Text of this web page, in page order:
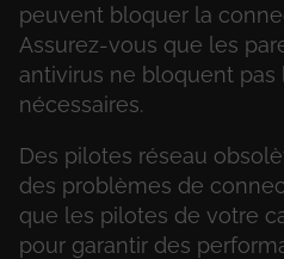
peuvent bloquer la
Assurez-vous que les
antivirus ne bloquent pas
nécessaires.
Des pilotes réseau
des problèmes de
que les pilotes de votre
pour garantir des